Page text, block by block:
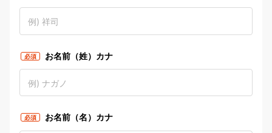
必須 お名前（姓）カナ
必須 お名前（名）カナ